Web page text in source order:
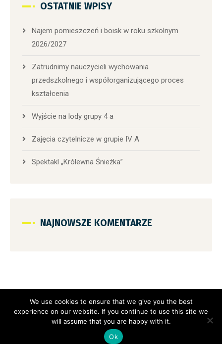
OSTATNIE WPISY
Najem pomieszczeń i boisk w roku szkolnym
2026/2027
Zatrudnimy nauczycieli wychowania
przedszkolnego i współorganizującego proces
kształcenia
Wyjście na lody grupy 4 a
Zajęcia czytelnicze w grupie IV A
Spektakl „Królewna Śnieżka”
NAJNOWSZE KOMENTARZE
Copyright 2021 Przedszkole nr 4 im. Króla Maciusia I, All rights
reserved.
We use cookies to ensure that we give you the best
experience on our website. If you continue to use this site we
will assume that you are happy with it.
Ok